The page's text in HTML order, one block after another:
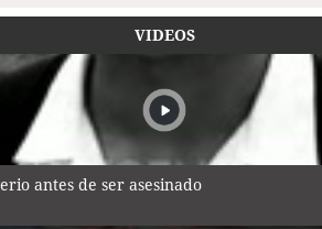
VIDEOS
antes de ser asesinado